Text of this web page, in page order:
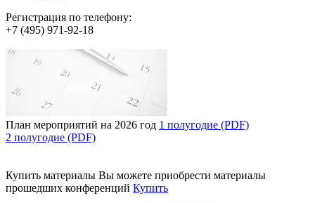
Регистрация по телефону:
+7 (495) 971-92-18
План мероприятий на 2026 год 1 полугодие (PDF)
2 полугодие (PDF)
Купить материалы Вы можете приобрести материалы
прошедших конференций Купить